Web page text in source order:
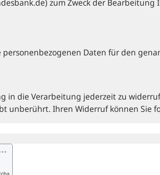
zum Zweck der
personen­bezogenen Daten für den
in die Verarbeitung jederzeit zu
unberührt. Ihren Widerruf können Sie